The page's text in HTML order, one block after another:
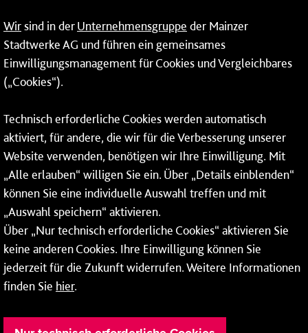
Erneuerbare Energien
Netze
Rheinallee 41
55118 Mainz
Tel.:06131 - 12 78 78
Fax: 06131 - 12 78 77
Wirsind in derUnternehmensgruppe der Mainzer
Stadtwerke AG und führen ein gemeinsames
Einwilligungsmanagement für Cookies und Vergleichbares
(„Cookies“).
Technisch erforderliche Cookies werden automatisch
aktiviert, für andere, die wir für die Verbesserung unserer
Website verwenden, benötigen wir Ihre Einwilligung. Mit
„Alle erlauben“ willigen Sie ein. Über „Details einblenden“
können Sie eine individuelle Auswahl treffen und mit
„Auswahl speichern“ aktivieren.
Über „Nur technisch erforderliche Cookies“ aktivieren Sie
keine anderen Cookies. Ihre Einwilligung können Sie
jederzeit für die Zukunft widerrufen. Weitere Informationen
finden Sie hier.